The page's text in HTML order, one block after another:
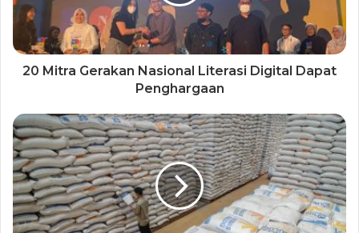
20 Mitra Gerakan Nasional Literasi Digital Dapat
Penghargaan